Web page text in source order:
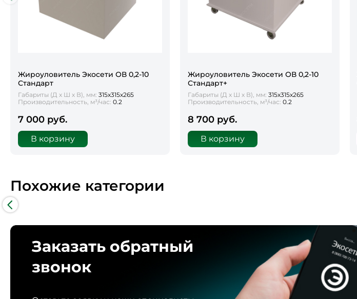
Жироуловитель Экосети ОВ 0,2-10
Стандарт
Габариты (Д х Ш х В), мм: 315х315х265
Производительность, м³/час: 0.2
7 000 руб.
В корзину
Жироуловитель Экосети ОВ 0,2-10
Стандарт+
Габариты (Д х Ш х В), мм: 315х315х265
Производительность, м³/час: 0.2
8 700 руб.
В корзину
Похожие категории
Заказать обратный
звонок